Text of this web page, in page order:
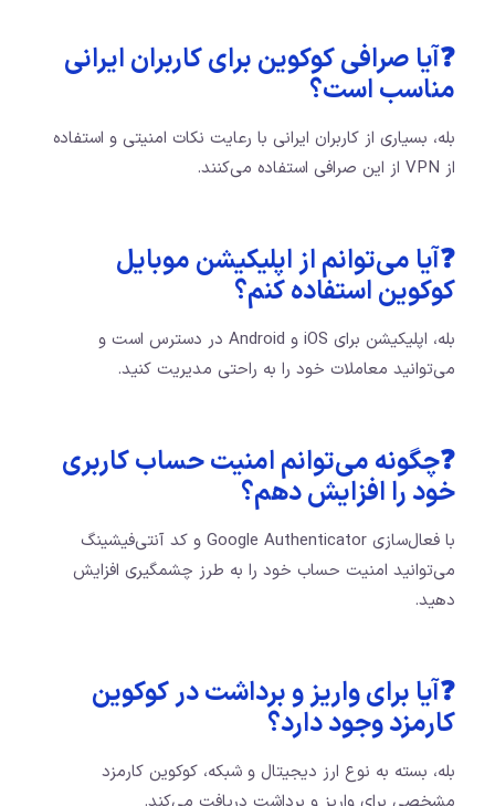
❓آیا صرافی کوکوین برای کاربران ایرانی
مناسب است؟
بله، بسیاری از کاربران ایرانی با رعایت نکات امنیتی و استفاده
از VPN از این صرافی استفاده می‌کنند.
❓آیا می‌توانم از اپلیکیشن موبایل
کوکوین استفاده کنم؟
بله، اپلیکیشن برای iOS و Android در دسترس است و
می‌توانید معاملات خود را به راحتی مدیریت کنید.
❓چگونه می‌توانم امنیت حساب کاربری
خود را افزایش دهم؟
با فعال‌سازی Google Authenticator و کد آنتی‌فیشینگ
می‌توانید امنیت حساب خود را به طرز چشمگیری افزایش
دهید.
❓آیا برای واریز و برداشت در کوکوین
کارمزد وجود دارد؟
بله، بسته به نوع ارز دیجیتال و شبکه، کوکوین کارمزد